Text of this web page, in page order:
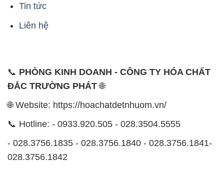
Tin tức
Liên hệ
📞 PHÒNG KINH DOANH - CÔNG TY HÓA CHẤT
ĐẮC TRƯỜNG PHÁT🌐
🌐 Website: https://hoachatdetnhuom.vn/
📞 Hotline: - 0933.920.505 - 028.3504.5555
- 028.3756.1835 - 028.3756.1840 - 028.3756.1841-
028.3756.1842